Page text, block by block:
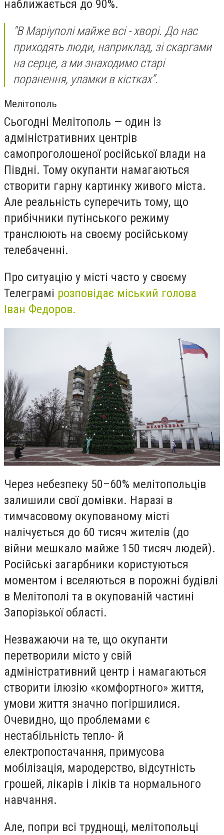
наближається до 90%.
"В Маріуполі майже всі - хворі. До нас
приходять люди, наприклад, зі скаргами
на серце, а ми знаходимо старі
поранення, уламки в кістках”.
Мелітополь
Сьогодні Мелітополь — один із
адміністративних центрів
самопроголошеної російської влади на
Півдні. Тому окупанти намагаються
створити гарну картинку живого міста.
Але реальність суперечить тому, що
прибічники путінського режиму
транслюють на своєму російському
телебаченні.
Про ситуацію у місті часто у своєму
Телеграмі розповідає міський голова
Іван Федоров.
Через небезпеку 50–60% мелітопольців
залишили свої домівки. Наразі в
тимчасовому окупованому місті
налічується до 60 тисяч жителів (до
війни мешкало майже 150 тисяч людей).
Російські загарбники користуються
моментом і вселяються в порожні будівлі
в Мелітополі та в окупованій частині
Запорізької області.
Незважаючи на те, що окупанти
перетворили місто у свій
адміністративний центр і намагаються
створити ілюзію «комфортного» життя,
умови життя значно погіршилися.
Очевидно, що проблемами є
нестабільність тепло- й
електропостачання, примусова
мобілізація, мародерство, відсутність
грошей, лікарів і ліків та нормального
навчання.
Але, попри всі труднощі, мелітопольці